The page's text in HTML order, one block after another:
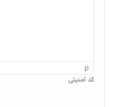
p
کد امنیتی